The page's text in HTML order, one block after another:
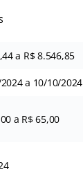
a R$ 8.546,85
a 10/10/2024
a R$ 65,00